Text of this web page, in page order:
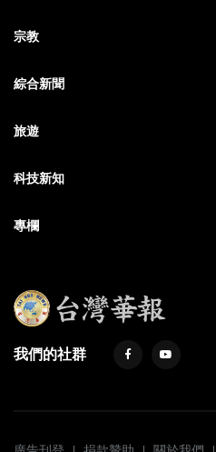
宗教
綜合新聞
旅遊
科技新知
專欄
我們的社群